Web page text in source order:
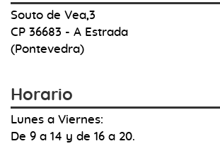
Souto de Vea,3
CP 36683 - A Estrada
(Pontevedra)
Horario
Lunes a Viernes:
De 9 a 14 y de 16 a 20.